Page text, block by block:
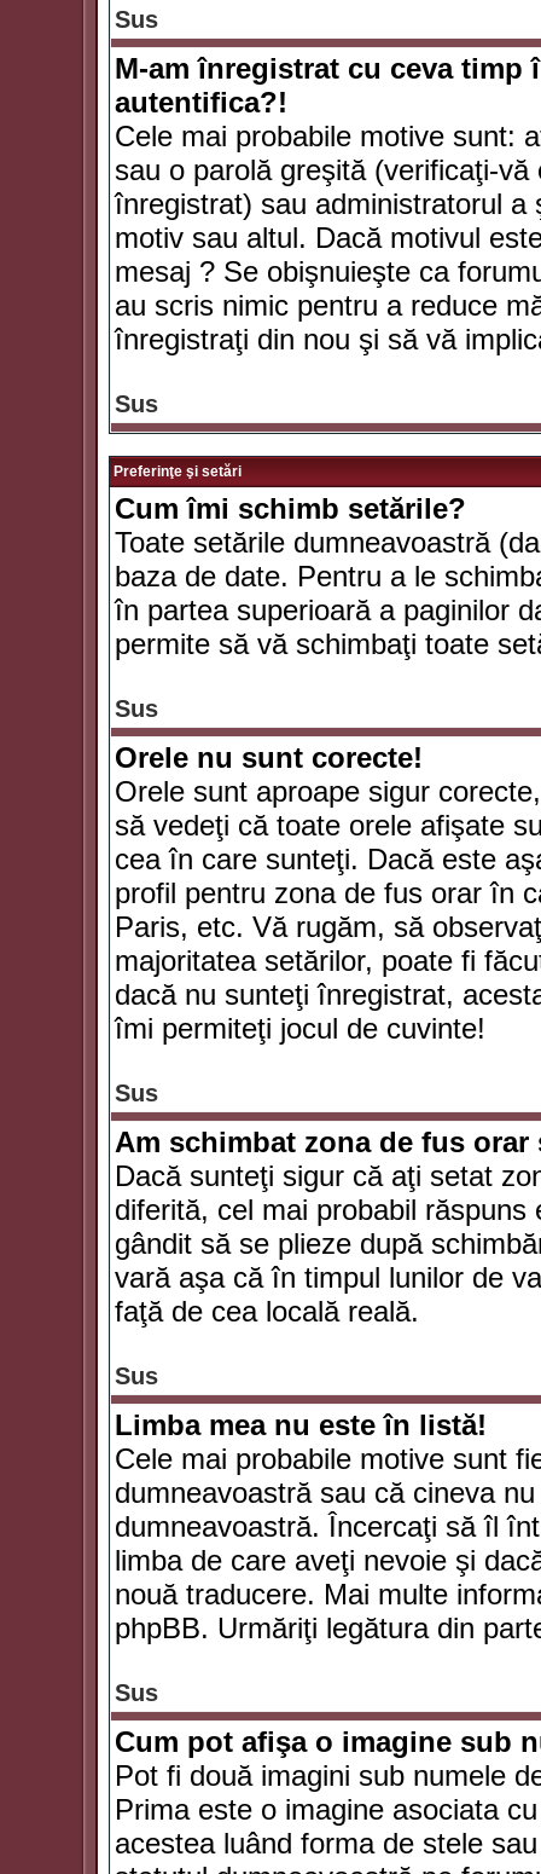
Sus
M-am înregistrat cu ceva timp
autentifica?!
Cele mai probabile motive sunt:
sau o parolă greşită (verificaţi-
înregistrat) sau administratorul
motiv sau altul. Dacă motivul
mesaj ? Se obişnuieşte ca
au scris nimic pentru a reduce
înregistraţi din nou şi să vă
Sus
Preferinţe şi setări
Cum îmi schimb setările?
Toate setările dumneavoastră
baza de date. Pentru a le
în partea superioară a paginilor
permite să vă schimbaţi toate
Sus
Orele nu sunt corecte!
Orele sunt aproape sigur
să vedeţi că toate orele afişate
cea în care sunteţi. Dacă este
profil pentru zona de fus orar în
Paris, etc. Vă rugăm, să
majoritatea setărilor, poate fi
dacă nu sunteţi înregistrat,
îmi permiteţi jocul de cuvinte!
Sus
Am schimbat zona de fus
Dacă sunteţi sigur că aţi setat
diferită, cel mai probabil
gândit să se plieze după
vară aşa că în timpul lunilor de
faţă de cea locală reală.
Sus
Limba mea nu este în listă!
Cele mai probabile motive sunt
dumneavoastră sau că cineva
dumneavoastră. Încercaţi să îl
limba de care aveţi nevoie şi
nouă traducere. Mai multe
phpBB. Urmăriţi legătura din
Sus
Cum pot afişa o imagine sub
Pot fi două imagini sub numele
Prima este o imagine asociata
acestea luând forma de stele